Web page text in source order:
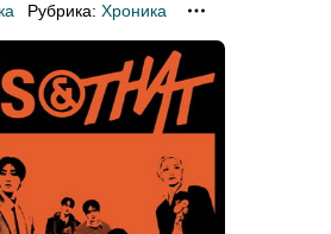
Рубрика: Хроника